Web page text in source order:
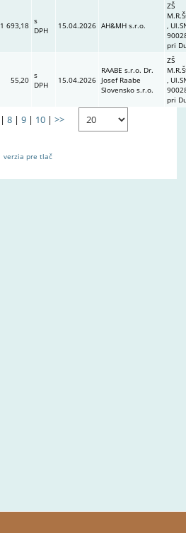
1 693,18 s
DPH
15.04.2026 AH&MH s.r.o.
ZŠ
,
pri
55,20 s
DPH
15.04.2026
RAABE s.r.o. Dr.
Josef Raabe
Slovensko s.r.o.
ZŠ
,
pri
|8 |9 | 10 |>>
verzia pre tlač